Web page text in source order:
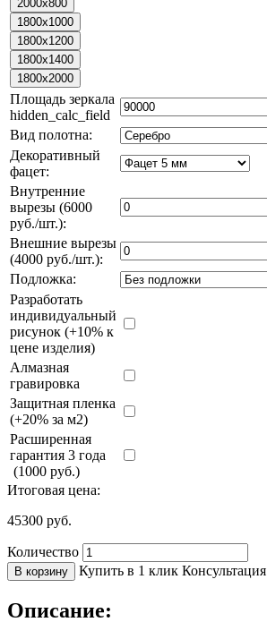
Площадь зеркала
hidden_calc_field
Вид полотна:
Декоративный
фацет:
Внутренние
вырезы (6000
руб./шт.):
Внешние вырезы
(4000 руб./шт.):
Подложка:
Разработать
индивидуальный
рисунок (+10% к
цене изделия)
Алмазная
гравировка
Защитная пленка
(+20% за м2)
Расширенная
гарантия 3 года
(1000 руб.)
Итоговая цена:
45300 руб.
Количество
В корзину Купить в 1 клик Консультация
Описание: